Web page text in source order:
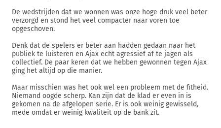
De wedstrijden dat we wonnen was onze hoge druk veel beter
verzorgd en stond het veel compacter naar voren toe
opgeschoven.
Denk dat de spelers er beter aan hadden gedaan naar het
publiek te luisteren en Ajax echt agressief af te jagen als
collectief. De paar keren dat we hebben gewonnen tegen Ajax
ging het altijd op die manier.
Maar misschien was het ook wel een probleem met de fitheid.
Niemand oogde scherp. Kan zijn dat de klad er even in is
gekomen na de afgelopen serie. Er is ook weinig gewisseld,
mede omdat er weinig kwaliteit op de bank zit.